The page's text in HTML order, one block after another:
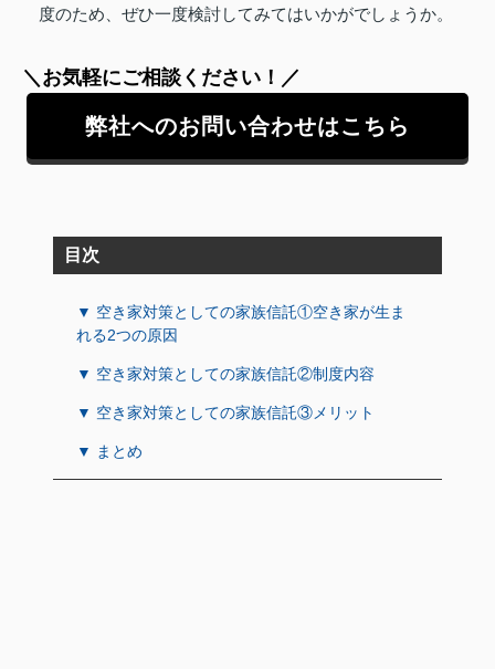
度のため、ぜひ一度検討してみてはいかがでしょうか。
＼お気軽にご相談ください！／
弊社へのお問い合わせはこちら
目次
▼ 空き家対策としての家族信託①空き家が生ま
れる2つの原因
▼ 空き家対策としての家族信託②制度内容
▼ 空き家対策としての家族信託③メリット
▼ まとめ